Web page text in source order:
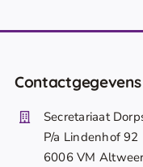
Secretariaat
P/a Lindenhof 92
6006 VM